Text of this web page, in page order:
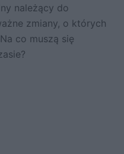
zmiany, o których
co muszą się